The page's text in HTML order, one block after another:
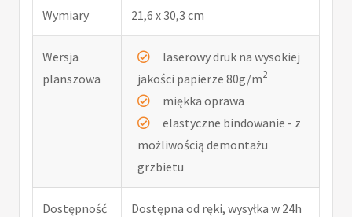
Wymiary 21,6 x 30,3 cm
Wersja
planszowa
laserowy druk na wysokiej
jakości papierze 80g/m2
miękka oprawa
elastyczne bindowanie - z
możliwością demontażu
grzbietu
Dostępność Dostępna od ręki, wysyłka w 24h